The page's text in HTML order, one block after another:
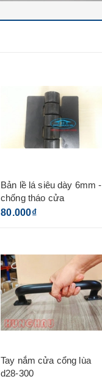
Bản lề lá siêu dày 6mm -
chống tháo cửa
80.000₫
Tay nắm cửa cổng lùa
d28-300